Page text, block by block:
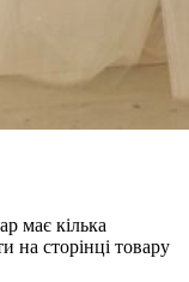
має кілька
на сторінці товару